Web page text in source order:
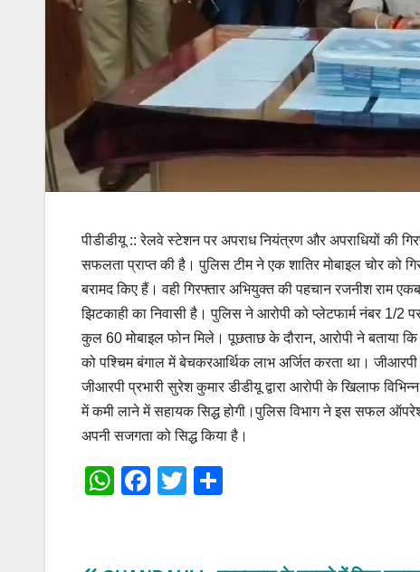
पीडीडीयू :: रेलवे स्टेशन पर अपराध नियंत्रण और अपराधियों की
सफलता प्राप्त की है। पुलिस टीम ने एक शातिर मोबाइल चोर को
बरामद किए हैं। वही गिरफ्तार अभियुक्त की पहचान रजनीश राम
झिटकाही का निवासी है। पुलिस ने आरोपी को प्लेटफार्म नंबर 1/
कुल 60 मोबाइल फोन मिले। पूछताछ के दौरान, आरोपी ने बताया
को पश्चिम बंगाल में बेचकरआर्थिक लाभ अर्जित करता था।
जीआरपी प्रभारी सुरेश कुमार डीडीयू द्वारा आरोपी के खिलाफ
में कमी लाने में सहायक सिद्ध होगी।पुलिस विभाग ने इस सफल
अपनी सजगता को सिद्ध किया है।
W
F
T